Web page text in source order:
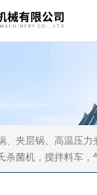
、夹层锅、高温压力
杀菌机，搅拌料车，